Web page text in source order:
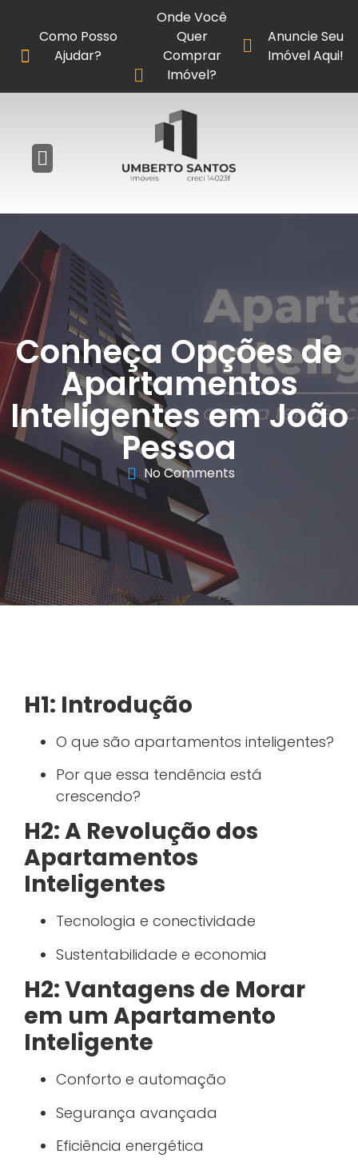
Anuncie Seu
Imóvel Aqui!
Como Posso
Ajudar?
Onde Você
Quer
Comprar
Imóvel?
Conheça Opções de
Apartamentos
Inteligentes em João
Pessoa
No Comments
H1: Introdução
O que são apartamentos inteligentes?
Por que essa tendência está
crescendo?
H2: A Revolução dos
Apartamentos
Inteligentes
Tecnologia e conectividade
Sustentabilidade e economia
H2: Vantagens de Morar
em um Apartamento
Inteligente
Conforto e automação
Segurança avançada
Eficiência energética